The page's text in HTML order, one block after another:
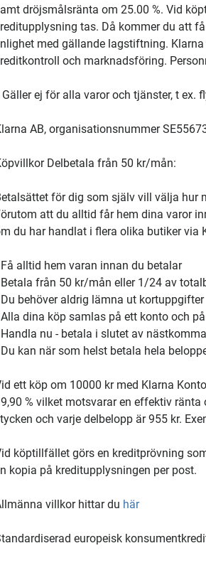
dröjsmålsränta om 25.00 %. Vid
tas. Då kommer du att
med gällande lagstiftning.
och marknadsföring.
ej för alla varor och tjänster, t ex.
AB, organisationsnummer
Delbetala från 50 kr/mån:
för dig som själv vill välja hur
att du alltid får hem dina varor
du har handlat i flera olika butiker via
Få alltid hem varan innan du betalar
Betala från 50 kr/mån eller 1/24 av
Du behöver aldrig lämna ut kortuppgifter
Alla dina köp samlas på ett konto och
Handla nu - betala i slutet av
Du kan när som helst betala hela
ett köp om 10000 kr med Klarna
% vilket motsvarar en effektiv
och varje delbelopp är 955 kr.
köptillfället görs en kreditprövning
kopia på kreditupplysningen per post.
villkor hittar du här
europeisk